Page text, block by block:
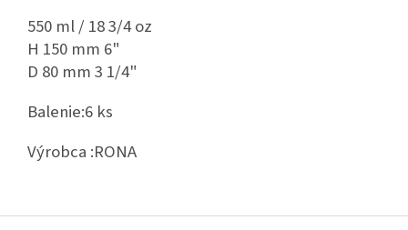
550 ml / 18 3/4 oz
H 150 mm 6"
D 80 mm 3 1/4"
Balenie:6 ks
Výrobca :RONA